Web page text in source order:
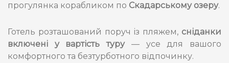
прогулянка корабликом по Скадарському озеру.
Готель розташований поруч із пляжем, сніданки
включені у вартість туру— усе для вашого
комфортного та безтурботного відпочинку.